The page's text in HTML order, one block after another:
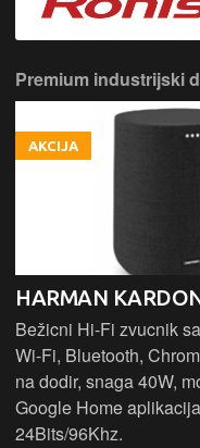
Premium industrijski
AKCIJA
HARMAN
Bežicni Hi-Fi zvucnik
Wi-Fi, Bluetooth,
na dodir, snaga 40W,
Google Home
24Bits/96Khz.